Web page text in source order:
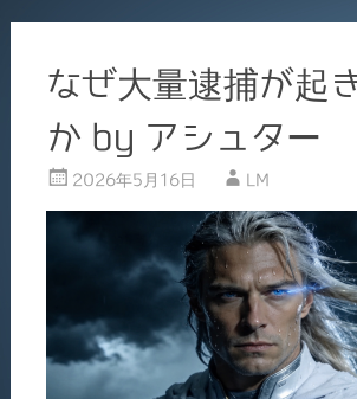
なぜ大量逮捕が起
か by アシュター
2026年5月16日 LM